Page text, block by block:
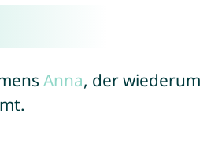
Anna, der wiederum